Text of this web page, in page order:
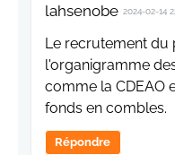
lahsenobe 2024-02-14
Le recrutement du
l'organigramme
comme la CDEAO
fonds en combles.
Répondre